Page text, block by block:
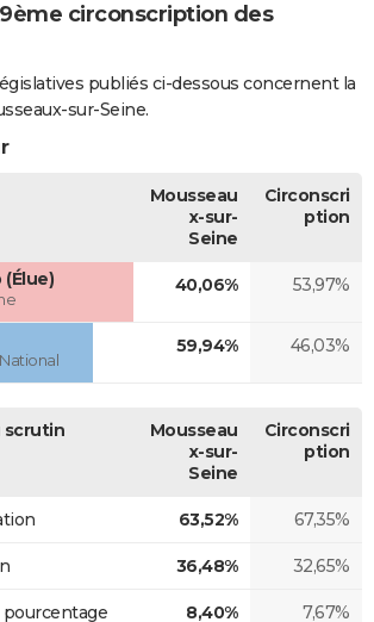
circonscription des
publiés ci-dessous concernent la
sur-Seine.
Mousseau
x-sur-
Seine
Circonscri
ption
40,06% 53,97%
59,94% 46,03%
scrutin
Mousseau
x-sur-
Seine
Circonscri
ption
63,52% 67,35%
36,48% 32,65%
8,40% 7,67%